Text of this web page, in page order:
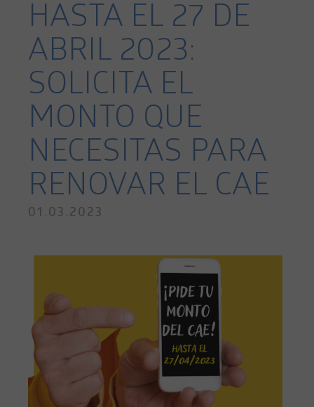
HASTA EL 27 DE
ABRIL 2023:
SOLICITA EL
MONTO QUE
NECESITAS PARA
RENOVAR EL CAE
01.03.2023